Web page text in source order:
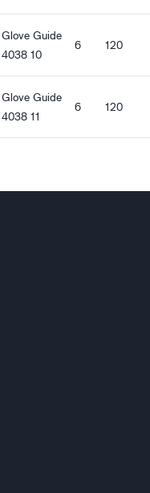
Glove Guide
4038 10
6 120
Glove Guide
4038 11
6 120